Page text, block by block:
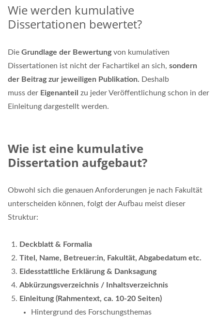
Wie werden kumulative
Dissertationen bewertet?
Die Grundlage der Bewertungvon kumulativen
Dissertationen ist nicht der Fachartikel an sich, sondern
der Beitrag zur jeweiligen Publikation. Deshalb
muss der Eigenanteil zu jeder Veröffentlichung schon in der
Einleitung dargestellt werden.
Wie ist eine kumulative
Dissertation aufgebaut?
Obwohl sich die genauen Anforderungen je nach Fakultät
unterscheiden können, folgt der Aufbau meist dieser
Struktur:
Deckblatt & Formalia
Titel, Name, Betreuer:in, Fakultät, Abgabedatum etc.
Eidesstattliche Erklärung & Danksagung
Abkürzungsverzeichnis / Inhaltsverzeichnis
Einleitung (Rahmentext, ca. 10-20 Seiten)
Hintergrund des Forschungsthemas